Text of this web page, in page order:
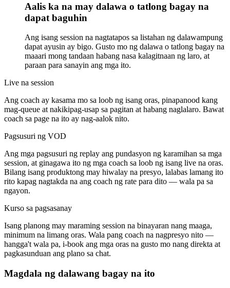
Aalis ka na may dalawa o tatlong bagay na
dapat baguhin
Ang isang session na nagtatapos sa listahan ng dalawampung
dapat ayusin ay bigo. Gusto mo ng dalawa o tatlong bagay na
maaari mong tandaan habang nasa kalagitnaan ng laro, at
paraan para sanayin ang mga ito.
Live na session
Ang coach ay kasama mo sa loob ng isang oras, pinapanood kang
mag-queue at nakikipag-usap sa pagitan at habang naglalaro. Bawat
coach sa page na ito ay nag-aalok nito.
Pagsusuri ng VOD
Ang mga pagsusuri ng replay ang pundasyon ng karamihan sa mga
session, at ginagawa ito ng mga coach sa loob ng isang live na oras.
Bilang isang produktong may hiwalay na presyo, lalabas lamang ito
rito kapag nagtakda na ang coach ng rate para dito — wala pa sa
ngayon.
Kurso sa pagsasanay
Isang planong may maraming session na binayaran nang maaga,
minimum na limang oras. Wala pang coach na nagpresyo nito —
hangga't wala pa, i-book ang mga oras na gusto mo nang direkta at
pagkasunduan ang plano sa chat.
Magdala ng dalawang bagay na ito